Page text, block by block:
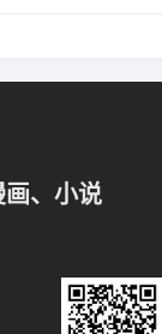
画、小说